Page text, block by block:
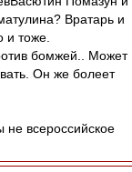
Вратарь и
и тоже.
бомжей.. Может
Он же болеет
не всероссийское